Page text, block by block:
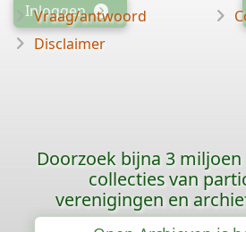
Inloggen
Vraag/antwoord
Disclaimer
Doorzoek bijna 3
collecties van
verenigingen en